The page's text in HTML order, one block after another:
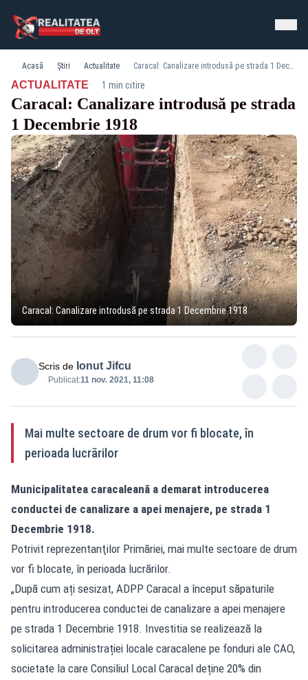
Acasă Știri Actualitate Caracal: Canalizare introdusă pe strada 1 Decembrie 1918
ACTUALITATE· 1 min citire
Caracal: Canalizare introdusă pe strada
1 Decembrie 1918
Caracal: Canalizare introdusă pe strada 1 Decembrie 1918
Scris de Ionut Jifcu
Publicat:11 nov. 2021, 11:08
Mai multe sectoare de drum vor fi blocate, în
perioada lucrărilor
Municipalitatea caracaleană a demarat introducerea
conductei de canalizare a apei menajere, pe strada 1
Decembrie 1918.
Potrivit reprezentanţilor Primăriei, mai multe sectoare de drum
vor fi blocate, în perioada lucrărilor.
„După cum ați sesizat, ADPP Caracal a început săpaturile
pentru introducerea conductei de canalizare a apei menajere
pe strada 1 Decembrie 1918. Investitia se realizează la
solicitarea administrației locale caracalene pe fonduri ale CAO,
societate la care Consiliul Local Caracal deține 20% din